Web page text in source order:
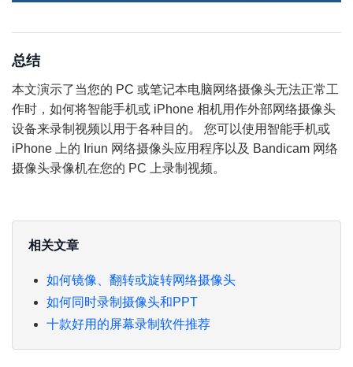
总结
本文演示了当您的 PC 或笔记本电脑网络摄像头无法正常工
作时，如何将智能手机或 iPhone 相机用作外部网络摄像头
设备来录制视频以用于各种目的。 您可以使用智能手机或
iPhone 上的 Iriun 网络摄像头应用程序以及 Bandicam 网络
摄像头录像机在您的 PC 上录制视频。
相关文章
如何镜像、翻转或旋转网络摄像头
如何同时录制摄像头和PPT
十款好用的屏幕录制软件推荐